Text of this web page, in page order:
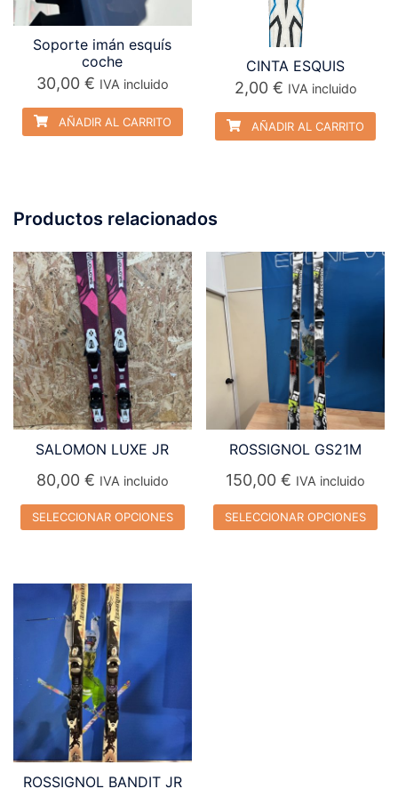
Soporte imán esquís
coche
30,00 € IVA incluido
AÑADIR AL CARRITO
CINTA ESQUIS
2,00 € IVA incluido
AÑADIR AL CARRITO
Productos relacionados
SALOMON LUXE JR
80,00 € IVA incluido
SELECCIONAR OPCIONES
tiene
múltiples
variantes.
Las
opciones
se
pueden
elegir
en
ROSSIGNOL GS21M
150,00€ IVA incluido
SELECCIONAR OPCIONES
ROSSIGNOL BANDIT JR